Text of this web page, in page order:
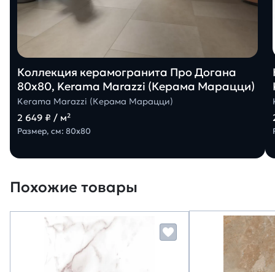
Коллекция керамогранита Про Догана
80х80, Kerama Marazzi (Керама Марацци)
Kerama Marazzi (Керама Марацци)
2 649 ₽ / м²
Размер, см: 80х80
Похожие товары